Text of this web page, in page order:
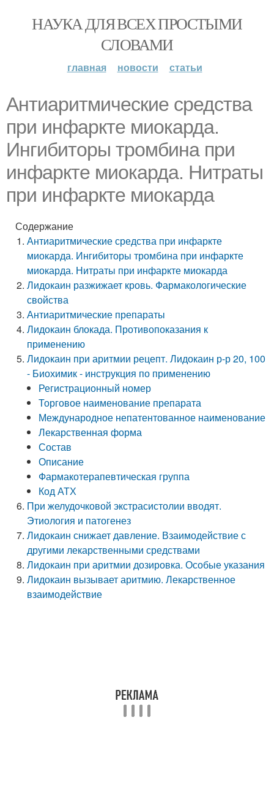
НАУКА ДЛЯ ВСЕХ ПРОСТЫМИ
СЛОВАМИ
главная новости статьи
Антиаритмические средства
при инфаркте миокарда.
Ингибиторы тромбина при
инфаркте миокарда. Нитраты
при инфаркте миокарда
Содержание
Антиаритмические средства при инфаркте
миокарда. Ингибиторы тромбина при инфаркте
миокарда. Нитраты при инфаркте миокарда
Лидокаин разжижает кровь. Фармакологические
свойства
Антиаритмические препараты
Лидокаин блокада. Противопоказания к
применению
Лидокаин при аритмии рецепт. Лидокаин р-р 20, 100
- Биохимик - инструкция по применению
Регистрационный номер
Торговое наименование препарата
Международное непатентованное наименование
Лекарственная форма
Состав
Описание
Фармакотерапевтическая группа
Код АТХ
При желудочковой экстрасистолии вводят.
Этиология и патогенез
Лидокаин снижает давление. Взаимодействие с
другими лекарственными средствами
Лидокаин при аритмии дозировка. Особые указания
Лидокаин вызывает аритмию. Лекарственное
взаимодействие